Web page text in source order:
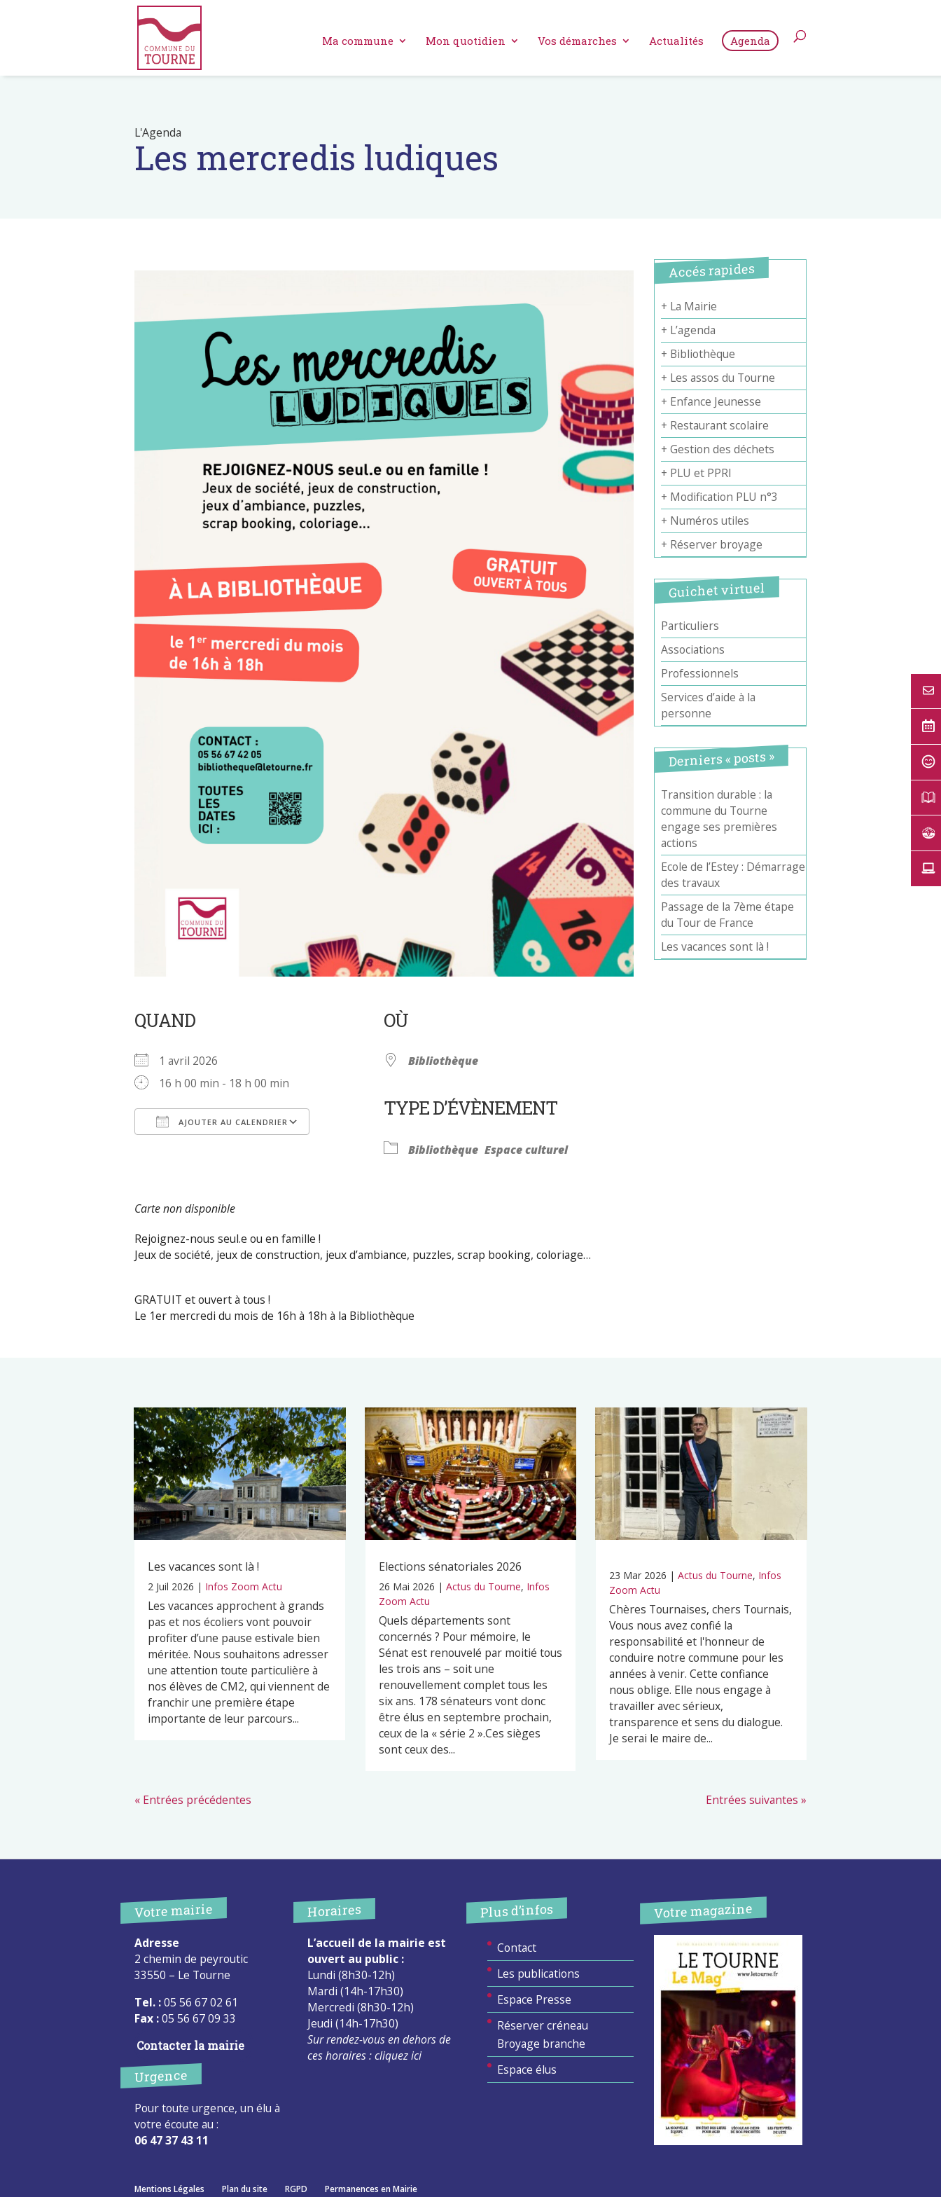
Ma commune Mon quotidien Vos démarches Actualités Agenda
L'Agenda
Les mercredis ludiques
QUAND
1 avril 2026
16 h 00 min - 18 h 00 min
AJOUTER AU CALENDRIER
Calendrier Google iCalendar
OÙ
Bibliothèque
TYPE D’ÉVÈNEMENT
Bibliothèque Espace culturel
Carte non disponible
Rejoignez-nous seul.e ou en famille !
Jeux de société, jeux de construction, jeux d’ambiance, puzzles, scrap booking, coloriage…
GRATUIT et ouvert à tous !
Le 1er mercredi du mois de 16h à 18h à la Bibliothèque
Accés rapides
+ La Mairie
+ L’agenda
+ Bibliothèque
+ Les assos du Tourne
+ Enfance Jeunesse
+ Restaurant scolaire
+ Gestion des déchets
+ PLU et PPRI
+ Modification PLU n°3
+ Numéros utiles
+ Réserver broyage
Guichet virtuel
Particuliers
Associations
Professionnels
Services d’aide à la
personne
Derniers « posts »
Transition durable : la
commune du Tourne
engage ses premières
actions
Ecole de l’Estey : Démarrage
des travaux
Passage de la 7ème étape
du Tour de France
Les vacances sont là !
Les vacances sont là !
2 Juil 2026 | Infos Zoom Actu
Les vacances approchent à grands
pas et nos écoliers vont pouvoir
profiter d’une pause estivale bien
méritée. Nous souhaitons adresser
une attention toute particulière à
nos élèves de CM2, qui viennent de
franchir une première étape
importante de leur parcours...
Elections sénatoriales 2026
26 Mai 2026 | Actus du Tourne, Infos
Zoom Actu
Quels départements sont
concernés ? Pour mémoire, le
Sénat est renouvelé par moitié tous
les trois ans – soit une
renouvellement complet tous les
six ans. 178 sénateurs vont donc
être élus en septembre prochain,
ceux de la « série 2 ».Ces sièges
sont ceux des...
23 Mar 2026 |Actus du Tourne, Infos
Zoom Actu
Chères Tournaises, chers Tournais,
Vous nous avez confié la
responsabilité et l'honneur de
conduire notre commune pour les
années à venir. Cette confiance
nous oblige. Elle nous engage à
travailler avec sérieux,
transparence et sens du dialogue.
Je serai le maire de...
« Entrées précédentes Entrées suivantes »
Votre mairie
Adresse
2 chemin de peyroutic
33550 – Le Tourne
Tel. :05 56 67 02 61
Fax :05 56 67 09 33
Contacter la mairie
Urgence
Pour toute urgence, un élu à
votre écoute au :
06 47 37 43 11
Horaires
L’accueil de la mairie est
ouvert au public :
Lundi (8h30-12h)
Mardi (14h-17h30)
Mercredi (8h30-12h)
Jeudi (14h-17h30)
Sur rendez-vous en dehors de
ces horaires :cliquez ici
Plus d’infos
Contact
Les publications
Espace Presse
Réserver créneau
Broyage branche
Espace élus
Votre magazine
Mentions Légales Plan du site RGPD Permanences en Mairie